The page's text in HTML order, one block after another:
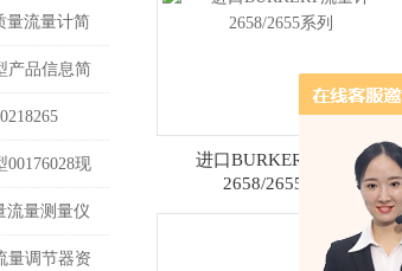
量流量计简
产品信息简
00176028现
流量测量仪
量调节器资
进口BURKERT流量计
2658/2655系列